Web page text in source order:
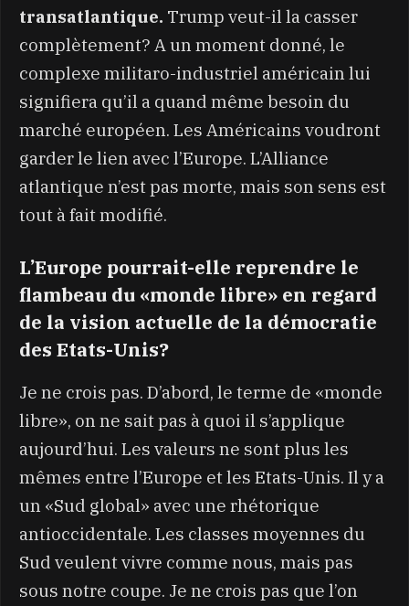
transatlantique. Trump veut-il la casser
complètement? A un moment donné, le
complexe militaro-industriel américain lui
signifiera qu’il a quand même besoin du
marché européen. Les Américains voudront
garder le lien avec l’Europe. L’Alliance
atlantique n’est pas morte, mais son sens est
tout à fait modifié.
L’Europe pourrait-elle reprendre le
flambeau du «monde libre» en regard
de la vision actuelle de la démocratie
des Etats-Unis?
Je ne crois pas. D’abord, le terme de «monde
libre», on ne sait pas à quoi il s’applique
aujourd’hui. Les valeurs ne sont plus les
mêmes entre l’Europe et les Etats-Unis. Il y a
un «Sud global» avec une rhétorique
antioccidentale. Les classes moyennes du
Sud veulent vivre comme nous, mais pas
sous notre coupe. Je ne crois pas que l’on